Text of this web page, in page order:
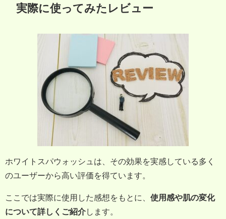
実際に使ってみたレビュー
ホワイトスパウォッシュは、その効果を実感している多く
のユーザーから高い評価を得ています。
ここでは実際に使用した感想をもとに、 使用感や肌の変化
について詳しくご紹介します。